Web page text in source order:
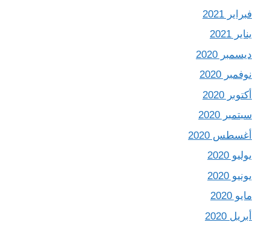
فبراير 2021
يناير 2021
ديسمبر 2020
نوفمبر 2020
أكتوبر 2020
سبتمبر 2020
أغسطس 2020
يوليو 2020
يونيو 2020
مايو 2020
أبريل 2020